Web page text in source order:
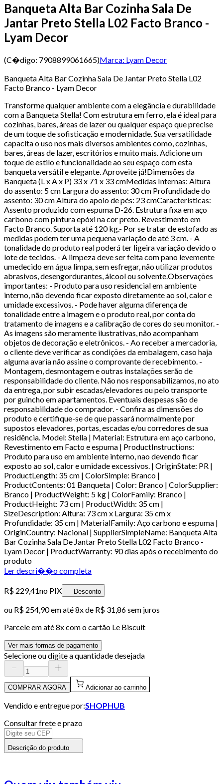
Banqueta Alta Bar Cozinha Sala De
Jantar Preto Stella L02 Facto Branco -
Lyam Decor
(C�digo: 7908899061665)Marca: Lyam Decor
Banqueta Alta Bar Cozinha Sala De Jantar Preto Stella L02
Facto Branco - Lyam Decor
Transforme qualquer ambiente com a elegância e durabilidade
com a Banqueta Stella! Com estrutura em ferro, ela é ideal para
cozinhas, bares, áreas de lazer ou qualquer espaço que precise
de um toque de sofisticação e modernidade. Sua versatilidade
capacita o uso nos mais diversos ambientes como, cozinhas,
bares, áreas de lazer, escritórios e muito mais. Adicione um
toque de estilo e funcionalidade ao seu espaço com esta
banqueta versátil e elegante. Aproveite já!Dimensões da
Banqueta (L x A x P) 33 x 71 x 33 cmMedidas Internas: Altura
do assento: 5 cm Largura do assento: 30 cm Profundidade do
assento: 30 cm Altura do apoio de pés: 23 cmCaracterísticas:
Assento produzido com espuma D-26. Estrutura fixa em aço
carbono com pintura epóxi na cor preto. Revestimento em
Facto Branco. Suporta até 120 kg.- Por se tratar de estofado as
medidas podem ter uma pequena variação de até 3 cm. - A
tonalidade do produto real poderá ter ligeira variação devido o
lote de tecidos. - A limpeza deve ser feita com pano levemente
umedecido em água limpa, sem esfregar, não utilizar produtos
abrasivos, desengordurantes, álcool ou solvente.Observações
importantes: - Produto para uso residencial em ambiente
interno, não devendo ficar exposto diretamente ao sol, calor e
umidade excessivos. - Pode haver alguma diferença de
tonalidade entre a imagem e o produto real, por conta do
tratamento de imagens e a calibração de cores do seu monitor. -
As imagens são meramente ilustrativas, não acompanham
objetos de decoração e eletrônicos. - Ao receber a mercadoria,
o cliente deve verificar as condições da embalagem, caso haja
alguma avaria não assine o comprovante de recebimento. -
Montagem, desmontagem e outras instalações serão de
responsabilidade do cliente. Não nos responsabilizamos, no ato
da entrega, por subir escadas/elevadores ou pelo transporte
por guincho em apartamentos. Eventuais despesas são de
responsabilidade do comprador. - Confira as dimensões do
produto e certifique-se de que passará normalmente por
supostos elevadores, portas, escadas e/ou corredores de sua
residência. Model: Stella | Material: Estrutura em aço carbono,
Revestimento em Facto e espuma | ProductInstructions:
Produto para uso em ambiente interno, nao devendo ficar
exposto ao sol, calor e umidade excessivos. | OriginState: PR |
ProductLength: 35 cm | ColorSimple: Branco |
ProductContents: 01 Banqueta | Color: Branco | ColorSupplier:
Branco | ProductWeight: 5 kg | ColorFamily: Branco |
ProductHeight: 73 cm | ProductWidth: 35 cm |
SizeDescription: Altura: 73 cm x Largura: 35 cm x
Profundidade: 35 cm | MaterialFamily: Aço carbono e espuma |
OriginCountry: Nacional | SupplierSimpleName: Banqueta Alta
Bar Cozinha Sala De Jantar Preto Stella L02 Facto Branco -
Lyam Decor | ProductWarranty: 90 dias após o recebimento do
produto
Ler descri��o completa
R$ 229,41no PIX Desconto
ou R$ 254,90em até8x de R$ 31,86 sem juros
Parcele em até8x com o cartão Le Biscuit
Ver mais formas de pagamento
Selecione ou digite a quantidade desejada
COMPRAR AGORA Adicionar ao carrinho
Vendido e entregue por:SHOPHUB
Consultar frete e prazo
Descrição do produto